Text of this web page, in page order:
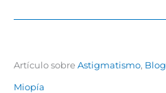
Artículo sobreAstigmatismo, Blog
Miopía